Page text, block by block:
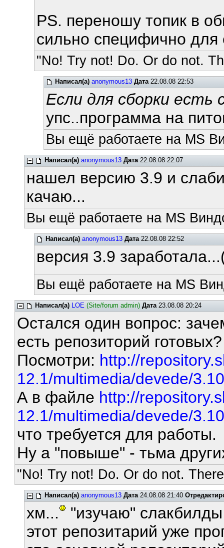
PS. переношу топик в
сильно специфично для
"No! Try not! Do. Or do not.
Написал(а) anonymous13 Дата22.08.08 22:53
Если для сборки есть
упс..программа на
Вы ещё работаете на MS
Написал(а) anonymous13 Дата22.08.08 22:07
нашел версию 3.9 и
качаю...
Вы ещё работаете на MS
Написал(а) anonymous13 Дата22.08.08 22:52
версия 3.9
Вы ещё работаете на MS
Написал(а) LOE (Site/forum admin) Дата23.08.08 20:24
Остался один вопрос:
есть репозиторий
Посмотри: http://
12.1/multimedia/devede/
А в файле http://
12.1/multimedia/devede/
что требуется для работы.
Ну а "повыше" - тьма
"No! Try not! Do. Or do not.
Написал(а) anonymous13 Дата24.08.08 21:40
хм...
"изучаю"
этот репозитарий уже